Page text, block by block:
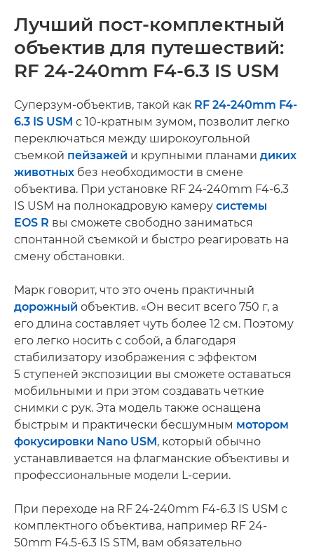
Лучший пост-комплектный
объектив для путешествий:
RF 24-240mm F4-6.3 IS USM
Суперзум-объектив, такой как RF 24-240mm F4-
6.3 IS USM с 10-кратным зумом, позволит легко
переключаться между широкоугольной
съемкой пейзажей и крупными планами диких
животных без необходимости в смене
объектива. При установке RF 24-240mm F4-6.3
IS USM на полнокадровую камеру системы
EOS R вы сможете свободно заниматься
спонтанной съемкой и быстро реагировать на
смену обстановки.
Марк говорит, что это очень практичный
дорожный объектив. «Он весит всего 750 г, а
его длина составляет чуть более 12 см. Поэтому
его легко носить с собой, а благодаря
стабилизатору изображения с эффектом
5 ступеней экспозиции вы сможете оставаться
мобильными и при этом создавать четкие
снимки с рук. Эта модель также оснащена
быстрым и практически бесшумным мотором
фокусировки Nano USM, который обычно
устанавливается на флагманские объективы и
профессиональные модели L-серии.
При переходе на RF 24-240mm F4-6.3 IS USM с
комплектного объектива, например RF 24-
50mm F4.5-6.3 IS STM, вам обязательно